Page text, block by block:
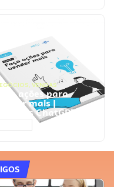
, VENDAS
Faça ações para
vender mais |
Prompts ChatGPT